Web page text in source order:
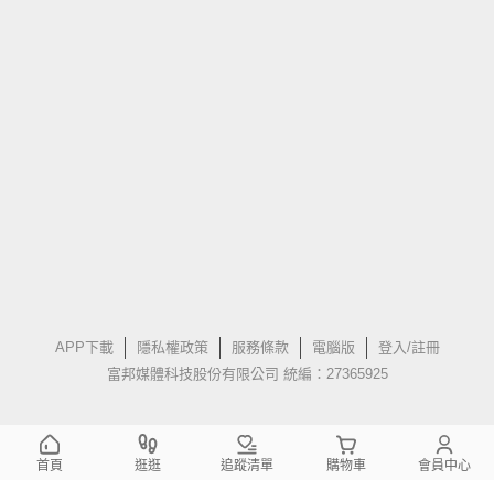
APP下載 隱私權政策 服務條款 電腦版
登入/註冊
富邦媒體科技股份有限公司 統編：27365925
首頁 逛逛 追蹤清單 購物車 會員中心